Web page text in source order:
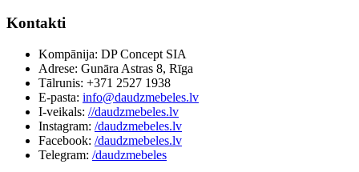
Kontakti
Kompānija: DP Concept SIA
Adrese: Gunāra Astras 8, Rīga
Tālrunis: +371 2527 1938
E-pasta: info@daudzmebeles.lv
I-veikals: //daudzmebeles.lv
Instagram: /daudzmebeles.lv
Facebook: /daudzmebeles.lv
Telegram: /daudzmebeles